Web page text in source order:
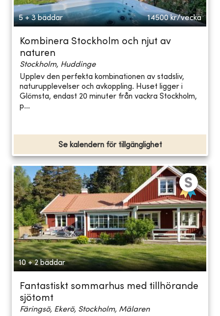
5 + 3 bäddar 14500 kr/vecka
Kombinera Stockholm och njut av
naturen
Stockholm, Huddinge
Upplev den perfekta kombinationen av stadsliv,
naturupplevelser och avkoppling. Huset ligger i
Glömsta, endast 20 minuter från vackra Stockholm,
p...
Se kalendern för tillgänglighet
10 + 2 bäddar
Fantastiskt sommarhus med tillhörande
sjötomt
Färingsö, Ekerö, Stockholm, Mälaren